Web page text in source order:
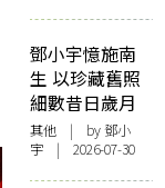
鄧小宇憶施南
生 以珍藏舊照
細數昔日歲月
其他 | by 鄧小
宇 | 2026-07-30